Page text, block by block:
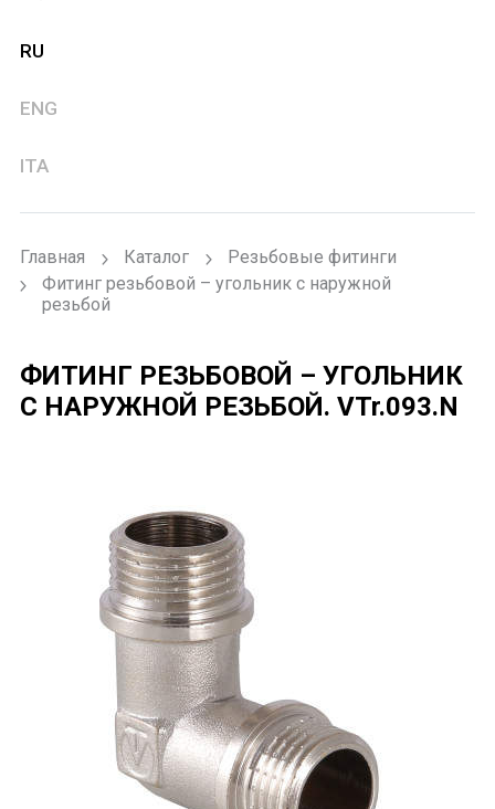
RU
ENG
ITA
Главная Каталог
Резьбовые фитинги
Фитинг резьбовой – угольник с наружной
резьбой
ФИТИНГ РЕЗЬБОВОЙ – УГОЛЬНИК
С НАРУЖНОЙ РЕЗЬБОЙ. VTr.093.N